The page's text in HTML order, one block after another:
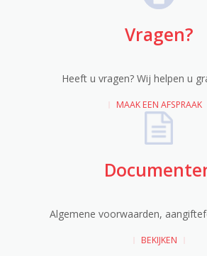
Vragen?
Heeft u vragen? Wij helpen u
MAAK EEN AFSPRAAK
Algemene voorwaarden,
BEKIJKEN